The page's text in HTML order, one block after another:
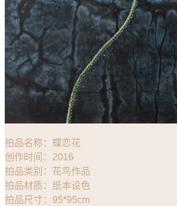
拍品名称：蝶恋花
创作时间：2016
拍品类别：花鸟作品
拍品材质：纸本设色
拍品尺寸：95*95cm